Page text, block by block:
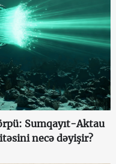
Sumqayıt-Aktau
necə dəyişir?